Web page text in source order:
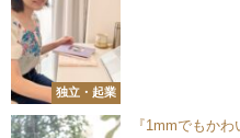
独立・起業
『1mmでもか